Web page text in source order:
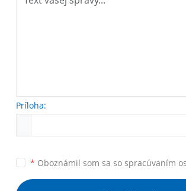
Príloha:
* Oboznámil som sa so spracúvaním